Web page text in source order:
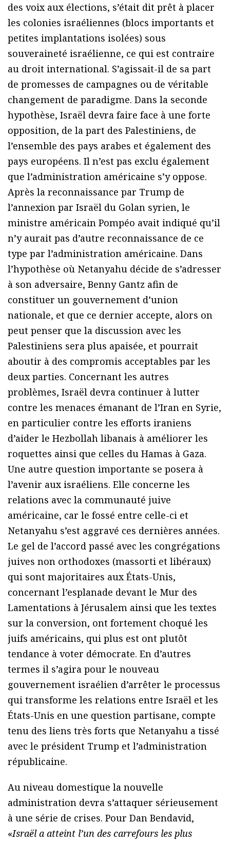
des voix aux élections, s’était dit prêt à placer
les colonies israéliennes (blocs importants et
petites implantations isolées) sous
souveraineté israélienne, ce qui est contraire
au droit international. S’agissait-il de sa part
de promesses de campagnes ou de véritable
changement de paradigme. Dans la seconde
hypothèse, Israël devra faire face à une forte
opposition, de la part des Palestiniens, de
l’ensemble des pays arabes et également des
pays européens. Il n’est pas exclu également
que l’administration américaine s’y oppose.
Après la reconnaissance par Trump de
l’annexion par Israël du Golan syrien, le
ministre américain Pompéo avait indiqué qu’il
n’y aurait pas d’autre reconnaissance de ce
type par l’administration américaine. Dans
l’hypothèse où Netanyahu décide de s’adresser
à son adversaire, Benny Gantz afin de
constituer un gouvernement d’union
nationale, et que ce dernier accepte, alors on
peut penser que la discussion avec les
Palestiniens sera plus apaisée, et pourrait
aboutir à des compromis acceptables par les
deux parties. Concernant les autres
problèmes, Israël devra continuer à lutter
contre les menaces émanant de l’Iran en Syrie,
en particulier contre les efforts iraniens
d’aider le Hezbollah libanais à améliorer les
roquettes ainsi que celles du Hamas à Gaza.
Une autre question importante se posera à
l’avenir aux israéliens. Elle concerne les
relations avec la communauté juive
américaine, car le fossé entre celle-ci et
Netanyahu s’est aggravé ces dernières années.
Le gel de l’accord passé avec les congrégations
juives non orthodoxes (massorti et libéraux)
qui sont majoritaires aux États-Unis,
concernant l’esplanade devant le Mur des
Lamentations à Jérusalem ainsi que les textes
sur la conversion, ont fortement choqué les
juifs américains, qui plus est ont plutôt
tendance à voter démocrate. En d’autres
termes il s’agira pour le nouveau
gouvernement israélien d’arrêter le processus
qui transforme les relations entre Israël et les
États-Unis en une question partisane, compte
tenu des liens très forts que Netanyahu a tissé
avec le président Trump et l’administration
républicaine.
Au niveau domestique la nouvelle
administration devra s’attaquer sérieusement
à une série de crises. Pour Dan Bendavid,
«Israël a atteint l’un des carrefours les plus